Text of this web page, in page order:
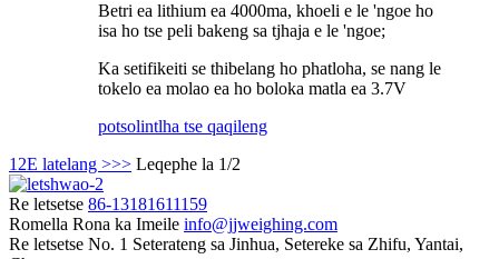
Betri ea lithium ea 4000ma, khoeli e le 'ngoe ho
isa ho tse peli bakeng sa tjhaja e le 'ngoe;
Ka setifikeiti se thibelang ho phatloha, se nang le
tokelo ea molao ea ho boloka matla ea 3.7V
potsolintlha tse qaqileng
1 2E latelang >>> Leqephe la 1/2
Re letsetse 86-13181611159
Romella Rona ka Imeile info@jjweighing.com
Re letsetse No. 1 Seterateng sa Jinhua, Setereke sa Zhifu, Yantai,